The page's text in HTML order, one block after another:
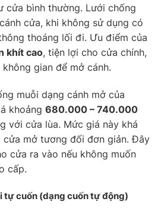
cửa bình thường. Lưới chống
cửa, khi không sử dụng có
thoáng lối đi. Ưu điểm của
khít cao, tiện lợi cho cửa chính,
gian để mở cánh.
muỗi dạng cánh mở của
khoảng 680.000 – 740.000
với cửa lùa. Mức giá này khá
cửa mở tương đối đơn giản. Đây
cửa ra vào nếu không muốn
cấp.
tự cuốn (dạng cuốn tự động)